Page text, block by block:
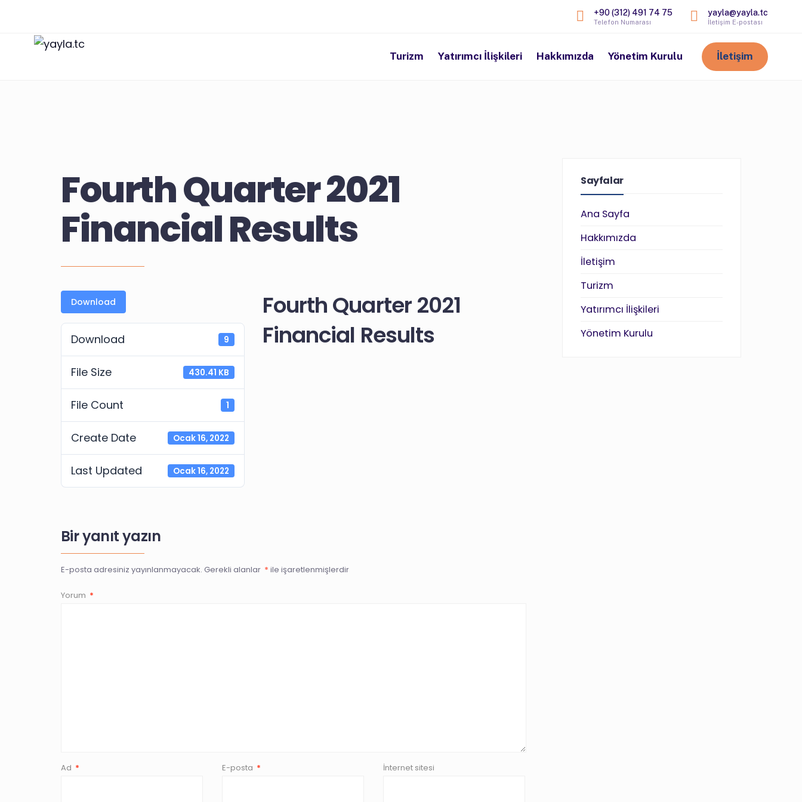
+90 (312) 491 74 75
Telefon Numarası
yayla@yayla.tc
İletişim E-postası
Turizm Yatırımcı İlişkileri Hakkımızda Yönetim Kurulu İletişim
Fourth Quarter 2021
Financial Results
Download
Download 9
File Size 430.41 KB
File Count 1
Create Date Ocak 16, 2022
Last Updated Ocak 16, 2022
Fourth Quarter 2021
Financial Results
Bir yanıt yazın
E-posta adresiniz yayınlanmayacak. Gerekli alanlar * ile işaretlenmişlerdir
Yorum *
Ad * E-posta * İnternet sitesi
Sayfalar
Ana Sayfa
Hakkımızda
İletişim
Turizm
Yatırımcı İlişkileri
Yönetim Kurulu